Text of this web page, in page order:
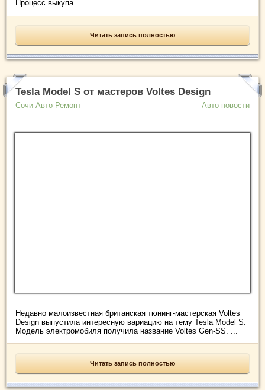
Процесс выкупа ...
Читать запись полностью
Tesla Model S от мастеров Voltes Design
Сочи Авто Ремонт Авто новости
Недавно малоизвестная британская тюнинг-мастерская Voltes
Design выпустила интересную вариацию на тему Tesla Model S.
Модель электромобиля получила название Voltes Gen-SS. ...
Читать запись полностью